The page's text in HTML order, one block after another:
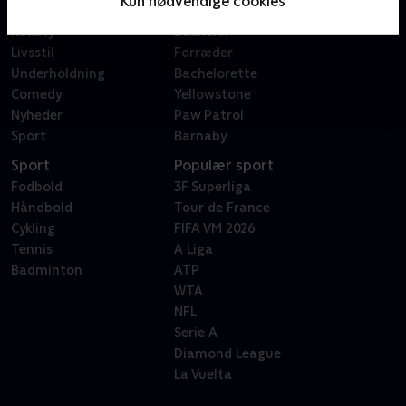
Reality
Livsstil
Underholdning
Comedy
Nyheder
Sport
X Factor
Bachelor
Forræder
Bachelorette
Yellowstone
Paw Patrol
Barnaby
Sport
Fodbold
Håndbold
Cykling
Tennis
Badminton
Populær sport
3F Superliga
Tour de France
FIFA VM 2026
A Liga
ATP
WTA
NFL
Serie A
Diamond League
La Vuelta